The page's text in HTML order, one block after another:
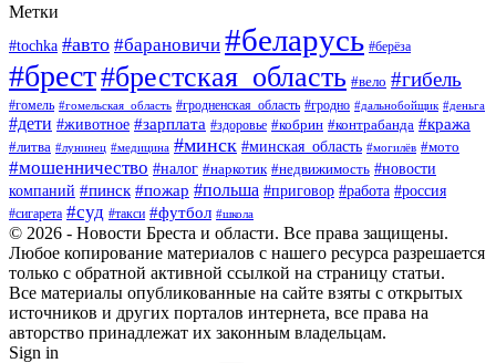
Метки
#tochka #авто #барановичи #беларусь #берёза
#брест#брестская_область #вело #гибель
#гомель #гомельская_область #гродненская_область #гродно #дальнобойщик #деньга
#дети #животное #зарплата #здоровье #кобрин #контрабанда #кража
#литва #лунинец #медицина #минск #минская_область #могилёв #мото
#мошенничество #налог #наркотик #недвижимость #новости
компаний #пинск #пожар #польша #приговор #работа #россия
#сигарета #суд #такси #футбол #школа
© 2026 - Новости Бреста и области. Все права защищены.
Любое копирование материалов с нашего ресурса разрешается
только с обратной активной ссылкой на страницу статьи.
Все материалы опубликованные на сайте взяты с открытых
источников и других порталов интернета, все права на
авторство принадлежат их законным владельцам.
Sign in